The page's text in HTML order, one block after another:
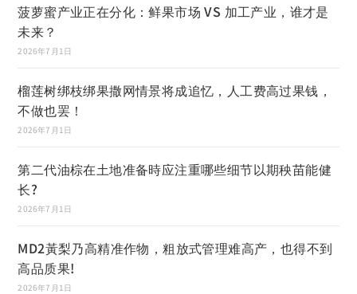
菠萝蜜产业正在分化：鲜果市场 VS 加工产业，谁才是
未来？
2026年7月1日
榴莲树绑枝绑果撒网情景将成追忆，人工费高过果钱，
不做也罢！
2026年7月1日
第二代油棕在土地准备時应注重哪些细节以期秧苗能健
长?
2026年7月1日
MD2黃梨乃高精准作物，粗放式管理难高产，也得不到
高品质果!
2026年7月1日